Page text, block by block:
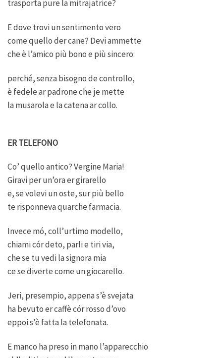
trasporta pure la mitrajatrice?
E dove trovi un sentimento vero
come quello der cane? Devi ammette
che è l’amico più bono e più sincero:
perché, senza bisogno de controllo,
è fedele ar padrone che je mette
la musarola e la catena ar collo.
ER TELEFONO
Co’ quello antico? Vergine Maria!
Giravi per un’ora er girarello
e, se volevi un oste, sur più bello
te risponneva quarche farmacia.
Invece mó, coll’urtimo modello,
chiami cór deto, parli e tiri via,
che se tu vedi la signora mia
ce se diverte come un giocarello.
Jeri, presempio, appena s’è svejata
ha bevuto er caffè cór rosso d’ovo
eppoi s’è fatta la telefonata.
E manco ha preso in mano l’apparecchio